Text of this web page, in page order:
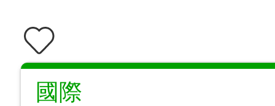
國際